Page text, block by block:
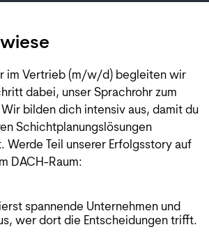
im Vertrieb (m/w/d) begleiten wir
dabei, unser Sprachrohr zum
bilden dich intensiv aus, damit du
Schichtplanungslösungen
Werde Teil unserer Erfolgsstory auf
DACH-Raum:
spannende Unternehmen und
wer dort die Entscheidungen trifft.